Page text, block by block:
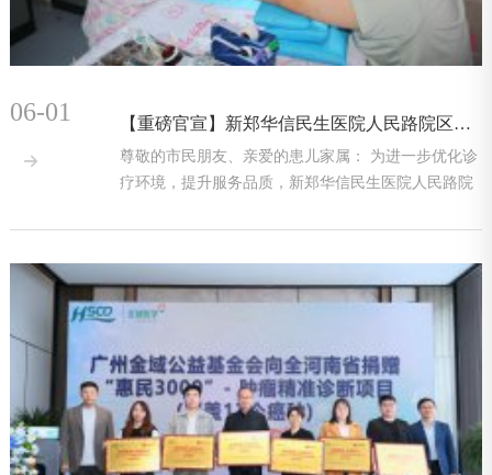
06-01

【重磅官宣】新郑华信民生医院人民路院区三大科室焕新升级，就诊路线全攻略！
尊敬的市民朋友、亲爱的患儿家属： 为进一步优化诊
疗环境，提升服务品质，新郑华信民生医院人民路院